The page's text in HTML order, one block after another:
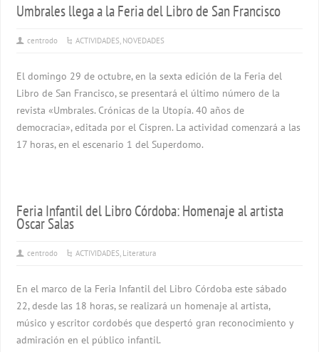
Umbrales llega a la Feria del Libro de San Francisco
centrodo ACTIVIDADES, NOVEDADES
El domingo 29 de octubre, en la sexta edición de la Feria del
Libro de San Francisco, se presentará el último número de la
revista «Umbrales. Crónicas de la Utopía. 40 años de
democracia», editada por el Cispren. La actividad comenzará a las
17 horas, en el escenario 1 del Superdomo.
Feria Infantil del Libro Córdoba: Homenaje al artista
Oscar Salas
centrodo ACTIVIDADES, Literatura
En el marco de la Feria Infantil del Libro Córdoba este sábado
22, desde las 18 horas, se realizará un homenaje al artista,
músico y escritor cordobés que despertó gran reconocimiento y
admiración en el público infantil.